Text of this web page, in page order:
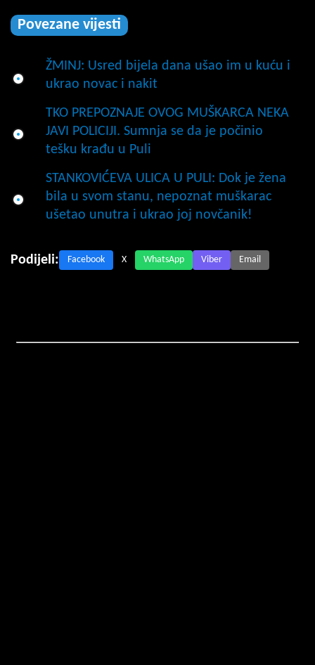
Povezane vijesti
ŽMINJ: Usred bijela dana ušao im u kuću i
ukrao novac i nakit
TKO PREPOZNAJE OVOG MUŠKARCA NEKA
JAVI POLICIJI. Sumnja se da je počinio
tešku krađu u Puli
STANKOVIĆEVA ULICA U PULI: Dok je žena
bila u svom stanu, nepoznat muškarac
ušetao unutra i ukrao joj novčanik!
Podijeli: Facebook X WhatsApp Viber Email